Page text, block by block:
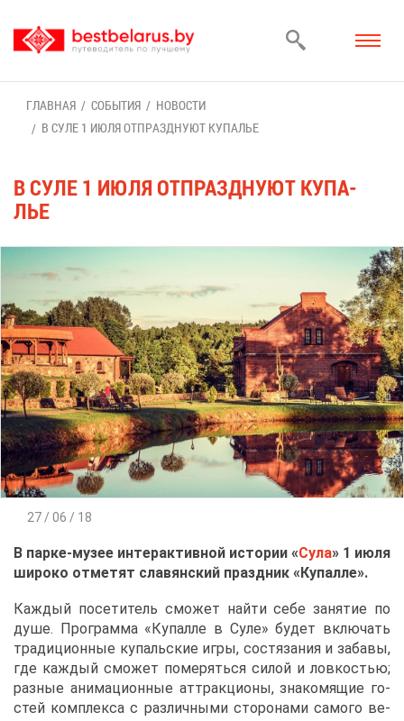
ГЛАВ­НАЯ СО­БЫ­ТИЯ
НО­ВО­СТИ
В СУ­ЛЕ 1 ИЮЛЯ ОТ­ПРАЗД­НУ­ЮТ КУ­ПА­ЛЬЕ
В СУ­ЛЕ 1 ИЮЛЯ ОТ­ПРАЗД­НУ­ЮТ КУ­ПА­
ЛЬЕ
27 / 06 / 18
В пар­ке-му­зее ин­тер­ак­тив­ной ис­то­рии «Су­ла» 1 июля
ши­ро­ко от­ме­тят сла­вян­ский празд­ник «Ку­пал­ле».
Каж­дый по­се­ти­тель смо­жет най­ти се­бе за­ня­тие по
ду­ше. Про­грам­ма «Ку­пал­ле в Су­ле» бу­дет вклю­чать
тра­ди­ци­он­ные ку­паль­ские иг­ры, со­стя­за­ния и за­ба­вы,
где каж­дый смо­жет по­ме­рять­ся си­лой и лов­ко­стью;
раз­ные ани­ма­ци­он­ные ат­трак­ци­о­ны, зна­ко­мя­щие го­
стей ком­плек­са с раз­лич­ны­ми сто­ро­на­ми са­мо­го ве­